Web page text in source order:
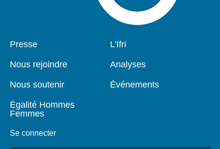
Pied
Presse
Nous rejoindre
Nous soutenir
Égalité Hommes
Femmes
Se connecter
Navigation
L'Ifri
Analyses
Événements